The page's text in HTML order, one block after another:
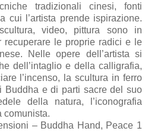
tradizionali cinesi, fonti
cui l’artista prende ispirazione.
video, pittura sono in
recuperare le proprie radici e le
Nelle opere dell’artista si
dell’intaglio e della calligrafia,
l’incenso, la scultura in ferro
Buddha e di parti sacre del suo
della natura, l’iconografia
comunista.
– Buddha Hand, Peace 1